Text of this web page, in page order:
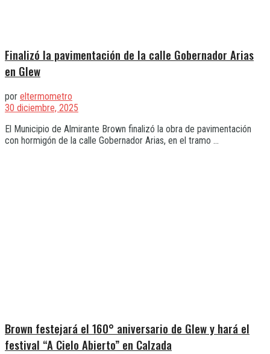
Finalizó la pavimentación de la calle Gobernador Arias
en Glew
por eltermometro
30 diciembre, 2025
El Municipio de Almirante Brown finalizó la obra de pavimentación
con hormigón de la calle Gobernador Arias, en el tramo ...
Brown festejará el 160° aniversario de Glew y hará el
festival “A Cielo Abierto” en Calzada